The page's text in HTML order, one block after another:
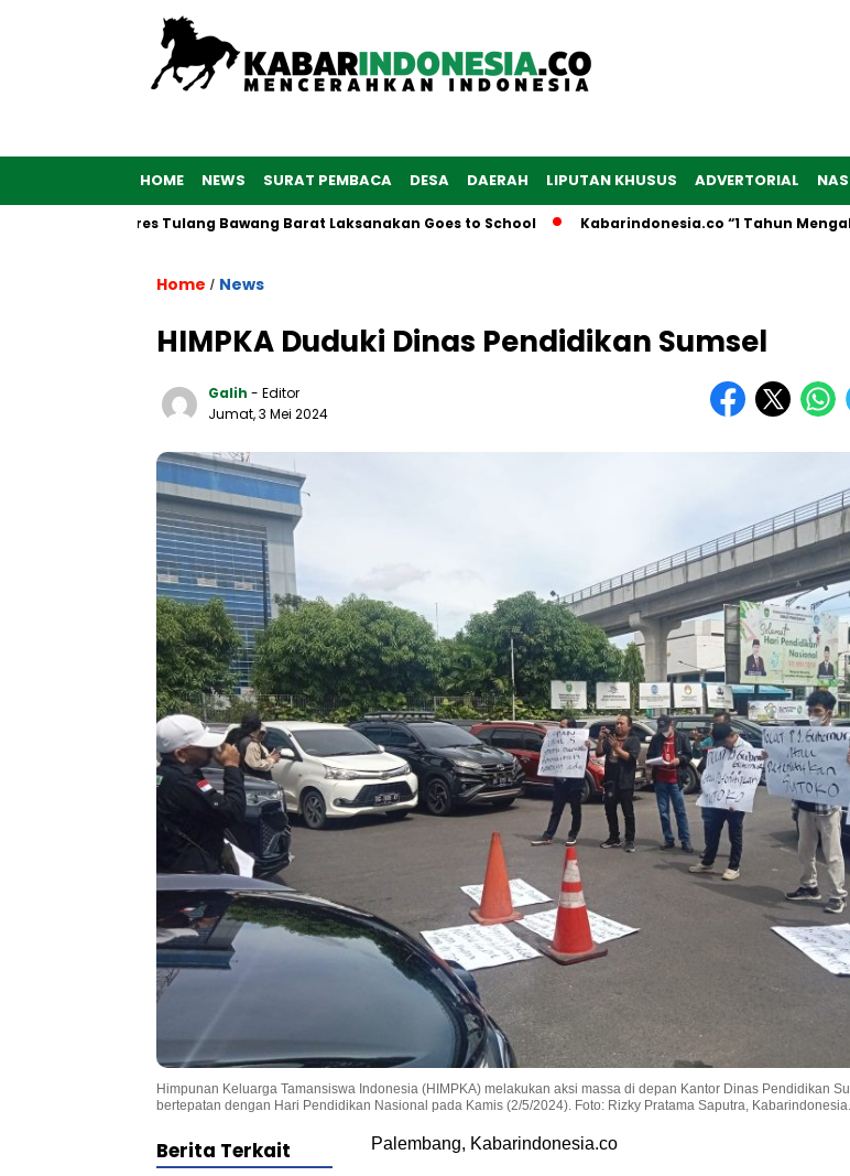
HOME NEWS SURAT PEMBACA DESA DAERAH LIPUTAN KHUSUS ADVERTORIAL
Polwan Polres Tulang Bawang Barat Laksanakan Goes to School Kabarindonesia.co “1 Tahun
Home / News
HIMPKA Duduki Dinas Pendidikan Sumsel
Galih - Editor
Jumat, 3 Mei 2024
Himpunan Keluarga Tamansiswa Indonesia (HIMPKA) melakukan aksi massa di depan Kantor Dinas Pendidikan
bertepatan dengan Hari Pendidikan Nasional pada Kamis (2/5/2024). Foto: Rizky Pratama Saputra,
Palembang, Kabarindonesia.co
Berita Terkait